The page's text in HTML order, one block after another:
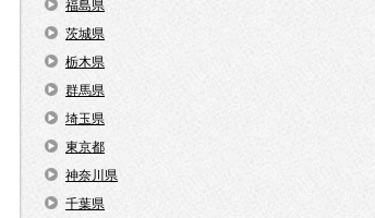
福島県
茨城県
栃木県
群馬県
埼玉県
東京都
神奈川県
千葉県